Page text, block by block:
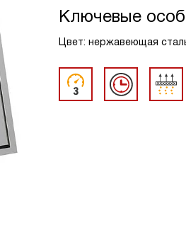
Ключевые
Цвет: нержавеющая